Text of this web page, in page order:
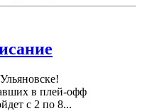
в плей-офф
с 2 по 8...